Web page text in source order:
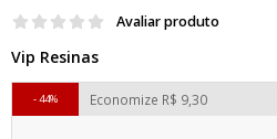
Avaliar produto
Vip Resinas
Economize R$ 9,30
44%